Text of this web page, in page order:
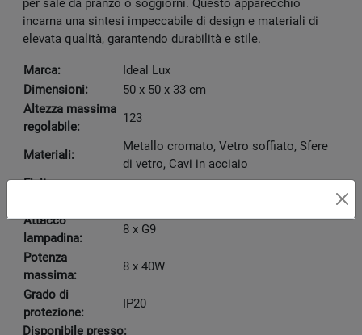
per sale da pranzo o soggiorni. Questo apparecchio
incarna una sintesi impeccabile di design e materiali di
elevata qualità, garantendo durabilità e stile.
Marca:
Ideal Lux
Dimensioni:
50 x 50 x 33 cm
Altezza massima
regolabile:
123
Materiali:
Metallo cromato, Vetro soffiato, Sfere
di vetro, Cavi in acciaio
Finiture
Attacco
lampadina:
8 x G9
Potenza
massima:
8 x 40W
Grado di
protezione:
IP20
Disponibile presso: